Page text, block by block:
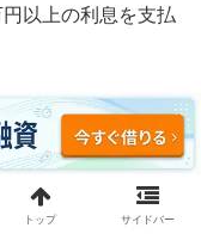
以上の利息を支払
約12万円。元本5
借金は減っていま
トップ サイドバー